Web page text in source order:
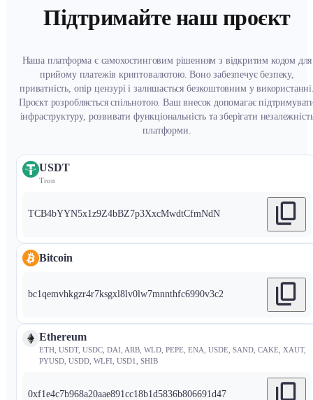
Підтримайте наш проєкт
Наша платформа є самохостинговим рішенням з відкритим кодом для
прийому платежів криптовалютою. Воно забезпечує безпеку,
приватність, опір цензурі і залишається безкоштовним у
Проєкт розробляється спільнотою. Ваш внесок допомагає
інфраструктуру, розвивати функціональність та зберігати
платформи.
USDT
Tron
TCB4bYYN5x1z9Z4bBZ7p3XxcMwdtCfmNdN
Bitcoin
bc1qemvhkgzr4r7ksgxl8lv0lw7mnnthfc6990v3c2
Ethereum
ETH, USDT, USDC, DAI, ARB, WLD, PEPE, ENA, USDE, SAND, CAKE, XAUT,
PYUSD, USDD, WLFI, USD1, SHIB
0xf1e4c7b968a20aae891cc18b1d5836b806691d47